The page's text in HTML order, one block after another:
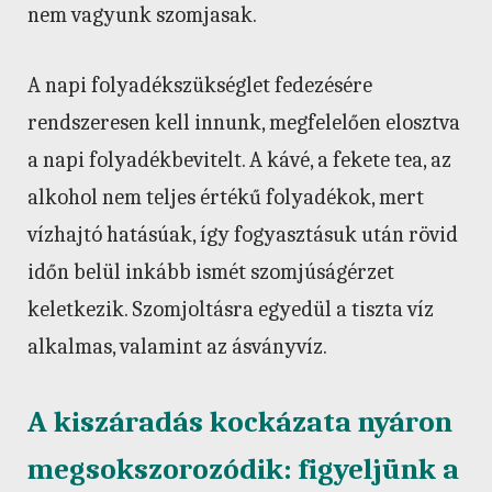
nem vagyunk szomjasak.
A napi folyadékszükséglet fedezésére
rendszeresen kell innunk, megfelelően elosztva
a napi folyadékbevitelt. A kávé, a fekete tea, az
alkohol nem teljes értékű folyadékok, mert
vízhajtó hatásúak, így fogyasztásuk után rövid
időn belül inkább ismét szomjúságérzet
keletkezik. Szomjoltásra egyedül a tiszta víz
alkalmas, valamint az ásványvíz.
A kiszáradás kockázata nyáron
megsokszorozódik: figyeljünk a